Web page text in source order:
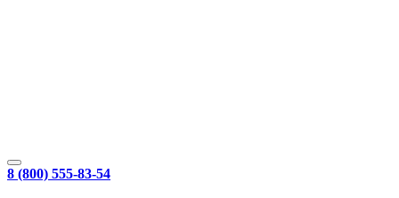
8 (800) 555-83-54